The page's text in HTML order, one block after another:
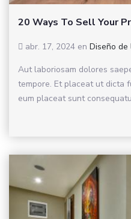
20 Ways To Sell Your
abr. 17, 2024 en Diseño de
Aut laboriosam dolores
tempore. Et placeat ut dicta
eum placeat sunt